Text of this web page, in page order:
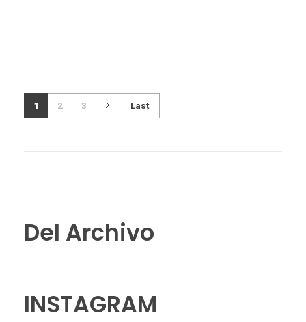
1 2 3 Last
Del Archivo
INSTAGRAM